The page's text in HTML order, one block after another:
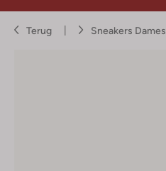
Terug Sneakers Dames